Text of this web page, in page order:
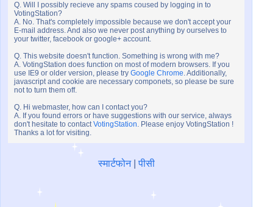
Q. Will I possibly recieve any spams coused by logging in to
VotingStation?
A. No. That's completely impossible because we don't accept your
E-mail address. And also we never post anything by ourselves to
your twitter, facebook or google+ account.
Q. This website doesn't function. Something is wrong with me?
A. VotingStation does function on most of modern browsers. If you
use IE9 or older version, please try Google Chrome. Additionally,
javascript and cookie are necessary componets, so please be sure
not to turn them off.
Q. Hi webmaster, how can I contact you?
A. If you found errors or have suggestions with our service, always
don't hesitate to contactVotingStation. Please enjoy VotingStation !
Thanks a lot for visiting.
स्मार्टफोन|पीसी